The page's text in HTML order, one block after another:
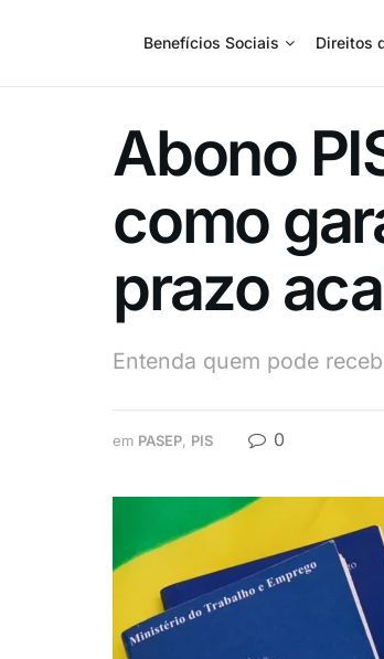
Benefícios Sociais Direitos
Abono
como
prazo
Entenda quem pode
em PASEP, PIS 0